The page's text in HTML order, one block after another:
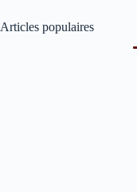
Articles populaires